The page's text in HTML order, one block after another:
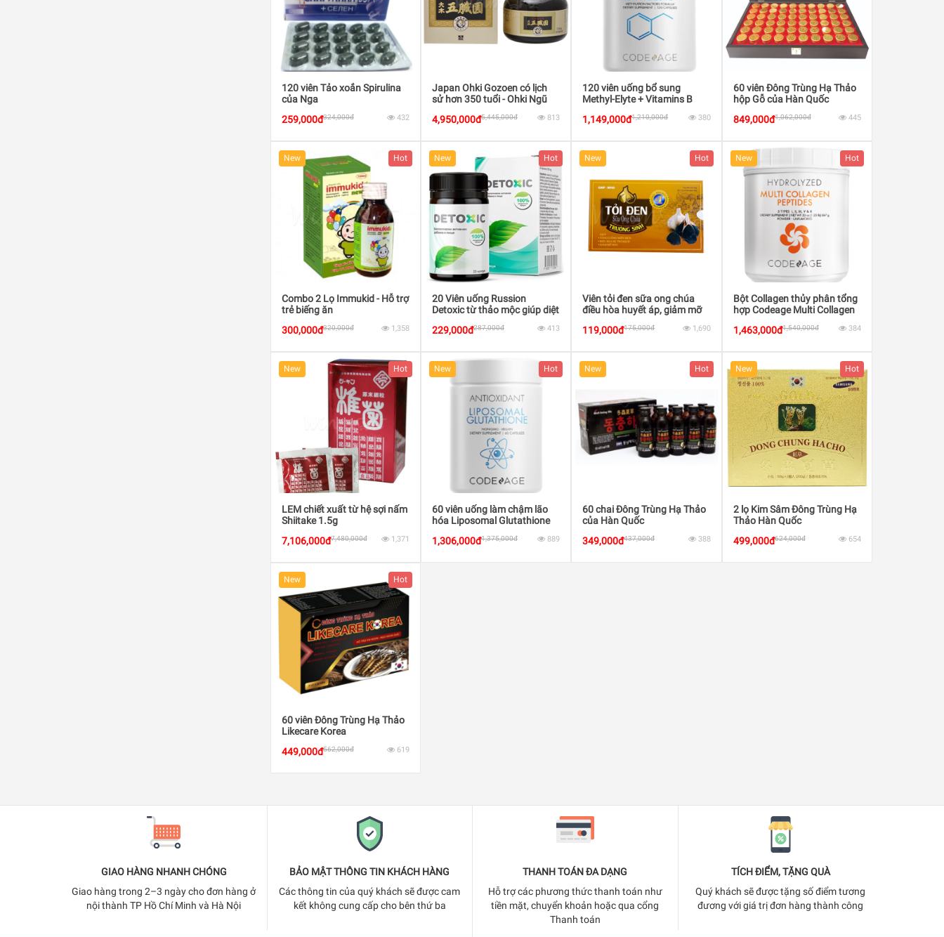
120 viên Tảo xoắn Spirulina
của Nga
259,000đ324,000đ 432
Japan Ohki Gozoen có lịch
sử hơn 350 tuổi - Ohki Ngũ
thể suy nhược, mệt mỏi, uể
4,950,000đ5,445,000đ 813
120 viên uống bổ sung
Methyl-Elyte + Vitamins B
1,149,000đ1,210,000đ 380
60 viên Đông Trùng Hạ Thảo
hộp Gỗ của Hàn Quốc
849,000đ1,062,000đ 445
New Hot
Combo 2 Lọ Immukid - Hỗ trợ
trẻ biếng ăn
300,000đ320,000đ 1,358
New Hot
20 Viên uống Russion
Detoxic từ thảo mộc giúp diệt
229,000đ287,000đ 413
New Hot
Viên tỏi đen sữa ong chúa
điều hòa huyết áp, giảm mỡ
119,000đ175,000đ 1,690
New Hot
Bột Collagen thủy phân tổng
hợp Codeage Multi Collagen
63 Serving Canister
1,463,000đ1,540,000đ 384
New Hot
LEM chiết xuất từ hệ sợi nấm
Shiitake 1.5g
7,106,000đ7,480,000đ 1,371
New Hot
60 viên uống làm chậm lão
hóa Liposomal Glutathione
1,306,000đ1,375,000đ 889
New Hot
60 chai Đông Trùng Hạ Thảo
của Hàn Quốc
349,000đ437,000đ 388
New Hot
2 lọ Kim Sâm Đông Trùng Hạ
Thảo Hàn Quốc
499,000đ624,000đ 654
New Hot
60 viên Đông Trùng Hạ Thảo
Likecare Korea
449,000đ562,000đ 619
GIAO HÀNG NHANH CHÓNG
Giao hàng trong 2–3 ngày cho đơn hàng ở
nội thành TP Hồ Chí Minh và Hà Nội
BẢO MẬT THÔNG TIN KHÁCH HÀNG
Các thông tin của quý khách sẽ được cam
kết không cung cấp cho bên thứ ba
THANH TOÁN ĐA DẠNG
Hỗ trợ các phương thức thanh toán như
tiền mặt, chuyển khoản hoặc qua cổng
Thanh toán
TÍCH ĐIỂM, TẶNG QUÀ
Quý khách sẽ được tặng số điểm tương
đương với giá trị đơn hàng thành công